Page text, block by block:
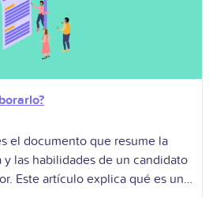
el documento que resume la
las habilidades de un candidato
Este artículo explica qué es un